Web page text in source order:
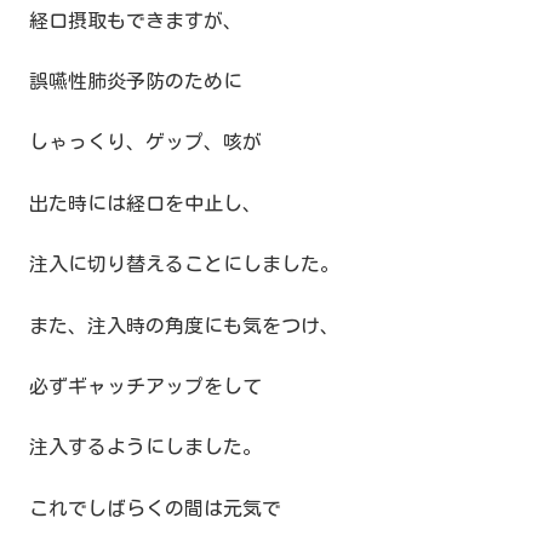
経口摂取もできますが、
誤嚥性肺炎予防のために
しゃっくり、ゲップ、咳が
出た時には経口を中止し、
注入に切り替えることにしました。
また、注入時の角度にも気をつけ、
必ずギャッチアップをして
注入するようにしました。
これでしばらくの間は元気で